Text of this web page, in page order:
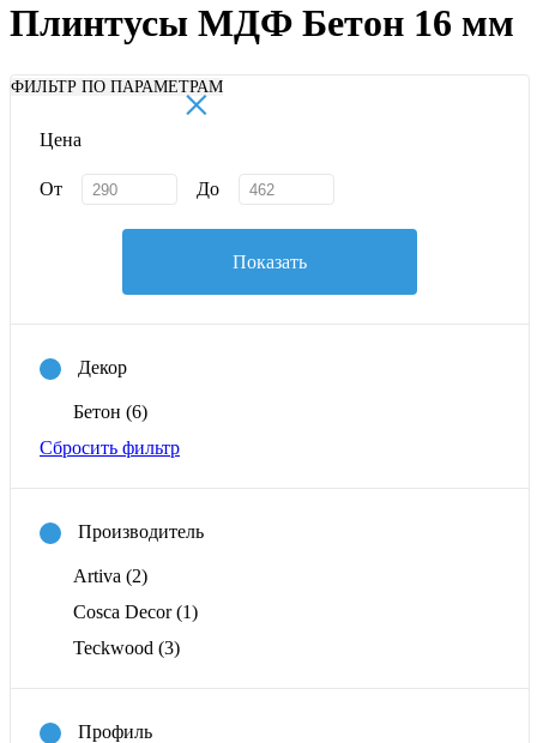
Плинтусы МДФ Бетон 16 мм
ФИЛЬТР ПО ПАРАМЕТРАМ
×
Цена
От До
Показать
Декор
Бетон (6)
Сбросить фильтр
Производитель
Artiva (2)
Cosca Decor(1)
Teckwood (3)
Профиль